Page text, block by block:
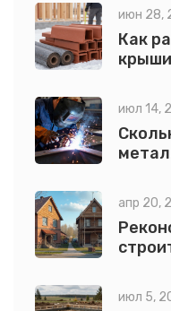
июн 28,
Как
июл 14,
апр 20,
дома
июл 5,